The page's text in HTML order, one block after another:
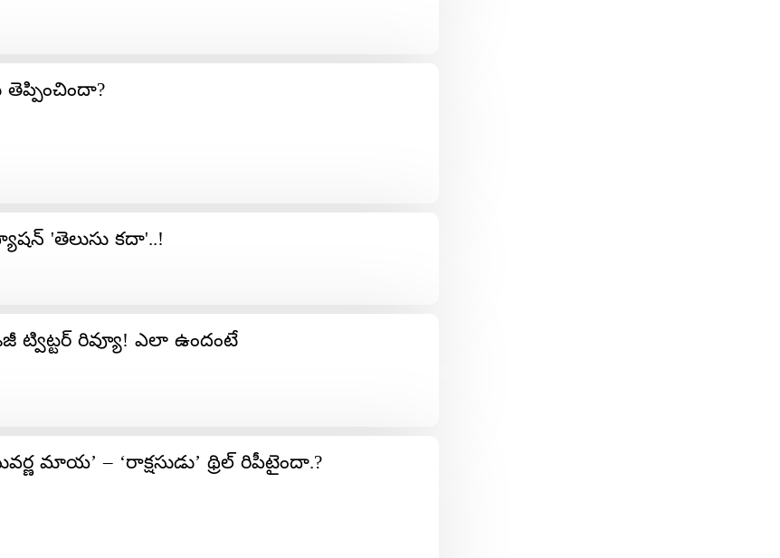
'తెలుసు కదా'..!
ట్విట్ట‌ర్ రివ్యూ! ఎలా ఉందంటే
మాయ’ – ‘రాక్షసుడు’ థ్రిల్​ రిపీటైందా.?